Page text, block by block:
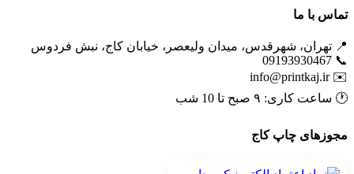
تماس با ما
📍 تهران، شهرقدس، میدان ولیعصر، خیابان کاج، نبش فردوس
📞 09193930467
✉️
info@printkaj.ir
🕐 ساعت کاری: ۹ صبح تا 10 شب
مجوزهای چاپ کاج